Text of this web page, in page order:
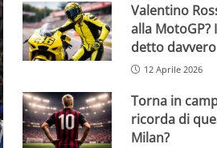
Valentino
alla
detto davvero
12 Aprile 2026
Torna in
ricorda di
Milan?